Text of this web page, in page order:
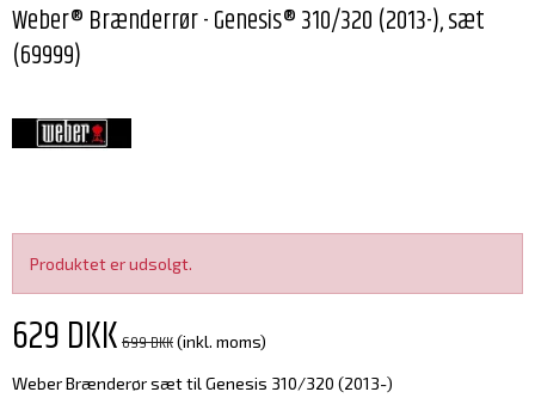
Weber® Brænderrør - Genesis® 310/320 (2013-), sæt
(69999)
Produktet er udsolgt.
629 DKK699 DKK(inkl. moms)
Weber Brænderør sæt til Genesis 310/320 (2013-)